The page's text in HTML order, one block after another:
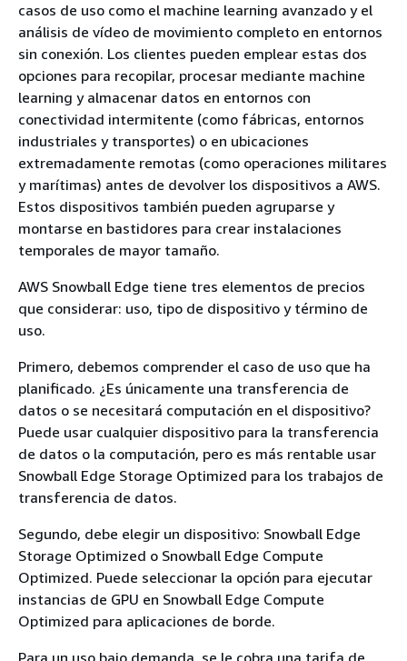
casos de uso como el machine learning avanzado y el
análisis de vídeo de movimiento completo en entornos
sin conexión. Los clientes pueden emplear estas dos
opciones para recopilar, procesar mediante machine
learning y almacenar datos en entornos con
conectividad intermitente (como fábricas, entornos
industriales y transportes) o en ubicaciones
extremadamente remotas (como operaciones militares
y marítimas) antes de devolver los dispositivos a AWS.
Estos dispositivos también pueden agruparse y
montarse en bastidores para crear instalaciones
temporales de mayor tamaño.
AWS Snowball Edge tiene tres elementos de precios
que considerar: uso, tipo de dispositivo y término de
uso.
Primero, debemos comprender el caso de uso que ha
planificado. ¿Es únicamente una transferencia de
datos o se necesitará computación en el dispositivo?
Puede usar cualquier dispositivo para la transferencia
de datos o la computación, pero es más rentable usar
Snowball Edge Storage Optimized para los trabajos de
transferencia de datos.
Segundo, debe elegir un dispositivo: Snowball Edge
Storage Optimized o Snowball Edge Compute
Optimized. Puede seleccionar la opción para ejecutar
instancias de GPU en Snowball Edge Compute
Optimized para aplicaciones de borde.
Para un uso bajo demanda, se le cobra una tarifa de